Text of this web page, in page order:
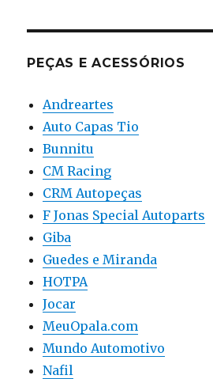
PEÇAS E ACESSÓRIOS
Andreartes
Auto Capas Tio
Bunnitu
CM Racing
CRM Autopeças
F Jonas Special Autoparts
Giba
Guedes e Miranda
HOTPA
Jocar
MeuOpala.com
Mundo Automotivo
Nafil